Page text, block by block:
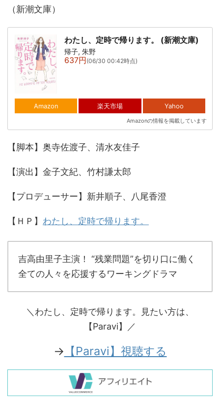
（新潮文庫）
わたし、定時で帰ります。 (新潮文庫)
帰子, 朱野
637円(06/30 00:42時点)
Amazon 楽天市場 Yahoo
Amazonの情報を掲載しています
【脚本】奥寺佐渡子、清水友佳子
【演出】金子文紀、竹村謙太郎
【プロデューサー】新井順子、八尾香澄
【ＨＰ】 わたし、定時で帰ります。
吉高由里子主演！ “残業問題”を切り口に働く
全ての人々を応援するワーキングドラマ
＼わたし、定時で帰ります。見たい方は、
【Paravi】／
→ 【Paravi】視聴する